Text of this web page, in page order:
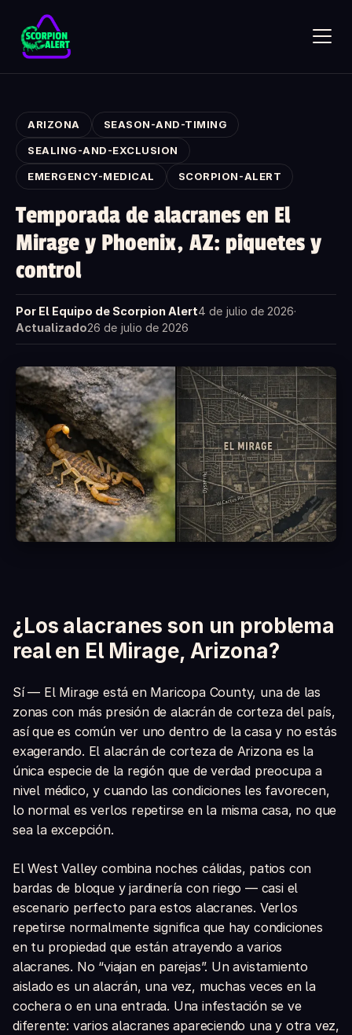
ARIZONA SEASON-AND-TIMING
SEALING-AND-EXCLUSION
EMERGENCY-MEDICAL SCORPION-ALERT
Temporada de alacranes en El
Mirage y Phoenix, AZ: piquetes y
control
Por El Equipo de Scorpion Alert4 de julio de 2026·
Actualizado26 de julio de 2026
¿Los alacranes son un problema
real en El Mirage, Arizona?
Sí — El Mirage está en Maricopa County, una de las
zonas con más presión de alacrán de corteza del país,
así que es común ver uno dentro de la casa y no estás
exagerando. El alacrán de corteza de Arizona es la
única especie de la región que de verdad preocupa a
nivel médico, y cuando las condiciones les favorecen,
lo normal es verlos repetirse en la misma casa, no que
sea la excepción.
El West Valley combina noches cálidas, patios con
bardas de bloque y jardinería con riego — casi el
escenario perfecto para estos alacranes. Verlos
repetirse normalmente significa que hay condiciones
en tu propiedad que están atrayendo a varios
alacranes. No “viajan en parejas”. Un avistamiento
aislado es un alacrán, una vez, muchas veces en la
cochera o en una entrada. Una infestación se ve
diferente: varios alacranes apareciendo una y otra vez,
AI assistant · online
Hola — ¿qué te gustaría saber?
Pregunta lo que quieras sobre Scorpion Alert. Elige una
pregunta de inicio o escribe la tuya.
¿Cómo funciona el detector de alacranes?
¿Cuánto cuesta?
¿Es seguro con niños y mascotas?
¿Qué incluye la caja?